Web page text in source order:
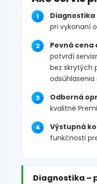
Diagnostika
pri vykonaní
Pevná
potvrdí
bez skrytých
Odborná
kvalitné
Výstupná
funkčnosti
Diagnostika –